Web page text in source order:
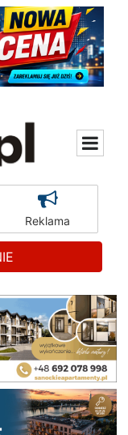
Reklama